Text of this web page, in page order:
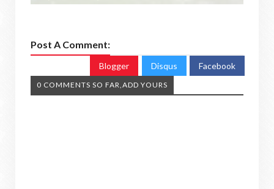
Post A Comment:
Blogger Disqus Facebook
0 COMMENTS SO FAR,ADD YOURS